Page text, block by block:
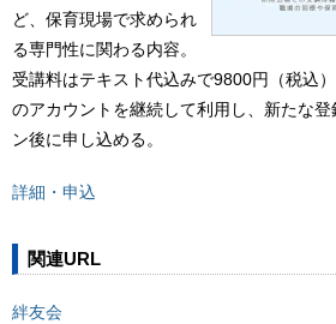
ど、保育現場で求められ
る専門性に関わる内容。
受講料はテキスト代込みで9800円（税込
のアカウントを継続して利用し、新たな
ン後に申し込める。
詳細・申込
関連URL
絆友会